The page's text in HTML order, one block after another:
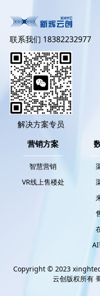
联系我们 18382232977
解决方案专员
营销方案
智慧营销
VR线上售楼处
Copyright © 2023
云创版权所有